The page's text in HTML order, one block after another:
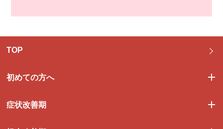
TOP
初めての方へ
症状改善期